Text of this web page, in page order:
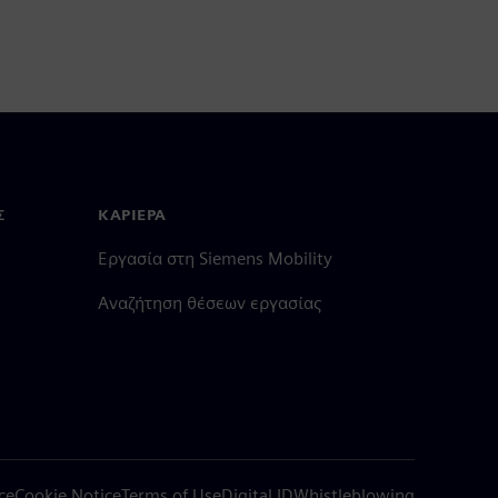
ΚΑΡΙΈΡΑ
Εργασία στη Siemens Mobility
Αναζήτηση θέσεων εργασίας